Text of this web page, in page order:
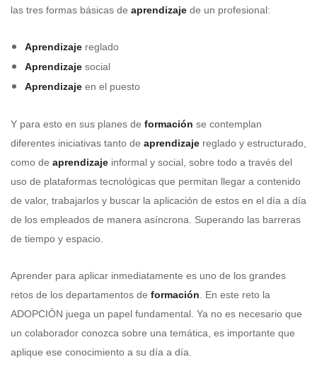
las tres formas básicas de aprendizaje de un profesional:
Aprendizaje reglado
Aprendizaje social
Aprendizaje en el puesto
Y para esto en sus planes de formación se contemplan
diferentes iniciativas tanto de aprendizaje reglado y estructurado,
como de aprendizaje informal y social, sobre todo a través del
uso de plataformas tecnológicas que permitan llegar a contenido
de valor, trabajarlos y buscar la aplicación de estos en el día a día
de los empleados de manera asíncrona. Superando las barreras
de tiempo y espacio.
Aprender para aplicar inmediatamente es uno de los grandes
retos de los departamentos de formación . En este reto la
ADOPCIÓN juega un papel fundamental. Ya no es necesario que
un colaborador conozca sobre una temática, es importante que
aplique ese conocimiento a su día a día.